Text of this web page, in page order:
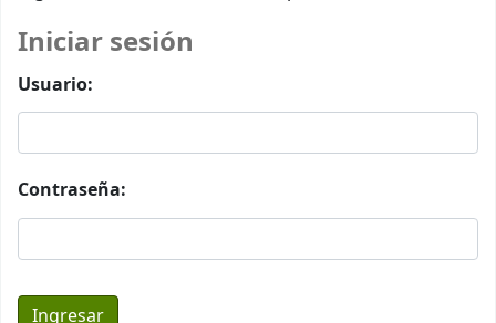
Iniciar sesión
Usuario:
Contraseña: